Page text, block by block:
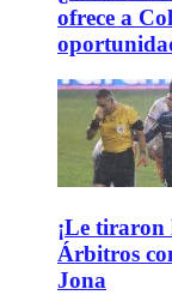
ofrece a
¡Le tiraron
Árbitros
Jona